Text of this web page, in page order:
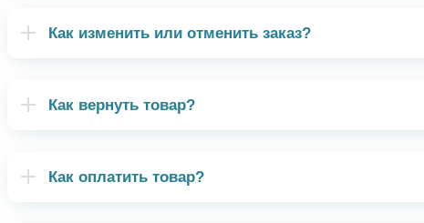
Как изменить или отменить заказ?
Как вернуть товар?
Как оплатить товар?